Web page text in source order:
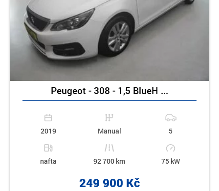
Peugeot - 308 - 1,5 BlueH ...
2019 Manual 5
nafta 92 700 km 75 kW
249 900 Kč